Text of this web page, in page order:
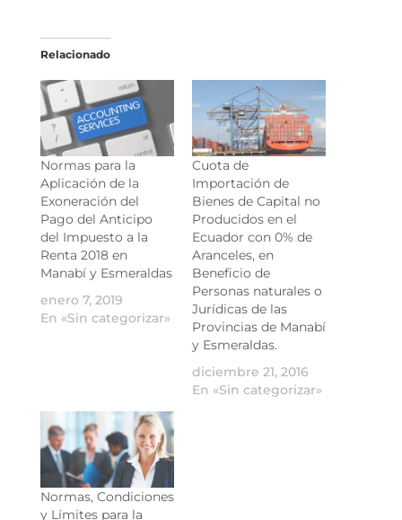
Relacionado
Normas para la
Aplicación de la
Exoneración del
Pago del Anticipo
del Impuesto a la
Renta 2018 en
Manabí y Esmeraldas
enero 7, 2019
En «Sin categorizar»
Cuota de
Importación de
Bienes de Capital no
Producidos en el
Ecuador con 0% de
Aranceles, en
Beneficio de
Personas naturales o
Jurídicas de las
Provincias de Manabí
y Esmeraldas.
diciembre 21, 2016
En «Sin categorizar»
Normas, Condiciones
y Límites para la